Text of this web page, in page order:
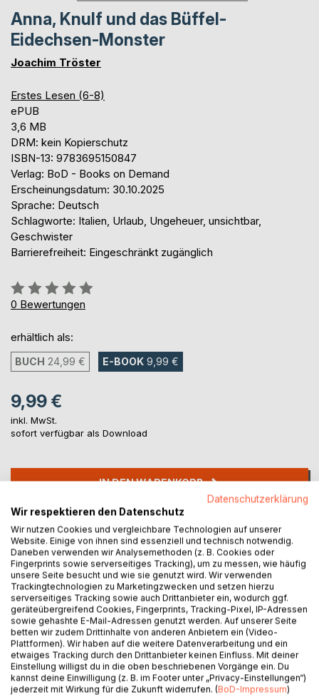
Anna, Knulf und das Büffel-
Eidechsen-Monster
Joachim Tröster
Erstes Lesen (6-8)
ePUB
3,6 MB
DRM: kein Kopierschutz
ISBN-13: 9783695150847
Verlag: BoD - Books on Demand
Erscheinungsdatum: 30.10.2025
Sprache: Deutsch
Schlagworte: Italien, Urlaub, Ungeheuer, unsichtbar,
Geschwister
Barrierefreiheit: Eingeschränkt zugänglich
Bewertung::
0%
0 Bewertungen
erhältlich als:
BUCH 24,99 € E-BOOK 9,99 €
9,99 €
inkl. MwSt.
sofort verfügbar als Download
IN DEN WARENKORB
Auf die Merkliste
Titel bewerten
BESCHREIBUNG
Anna und ihr unsichtbarer Bruder Knulf fahren mit der
Datenschutzerklärung
Wir respektieren den Datenschutz
Wir nutzen Cookies und vergleichbare Technologien auf unserer
Website. Einige von ihnen sind essenziell und technisch notwendig.
Daneben verwenden wir Analysemethoden (z. B. Cookies oder
Fingerprints sowie serverseitiges Tracking), um zu messen, wie häufig
unsere Seite besucht und wie sie genutzt wird. Wir verwenden
Trackingtechnologien zu Marketingzwecken und setzen hierzu
serverseitiges Tracking sowie auch Drittanbieter ein, wodurch ggf.
geräteübergreifend Cookies, Fingerprints, Tracking-Pixel, IP-Adressen
sowie gehashte E-Mail-Adressen genutzt werden. Auf unserer Seite
betten wir zudem Drittinhalte von anderen Anbietern ein (Video-
Plattformen). Wir haben auf die weitere Datenverarbeitung und ein
etwaiges Tracking durch den Drittanbieter keinen Einfluss. Mit deiner
Einstellung willigst du in die oben beschriebenen Vorgänge ein. Du
kannst deine Einwilligung (z. B. im Footer unter „Privacy-Einstellungen“)
jederzeit mit Wirkung für die Zukunft widerrufen. (BoD-Impressum)